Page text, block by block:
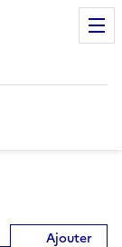
Ajouter